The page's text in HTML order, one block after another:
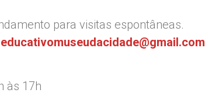
para visitas espontâneas.
educativomuseudacidade@gmail.com
às 17h